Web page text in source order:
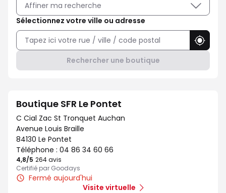
Affiner ma recherche
Sélectionnez votre ville ou adresse
Rechercher une boutique
Boutique SFR Le Pontet
C Cial Zac St Tronquet Auchan
Avenue Louis Braille
84130 Le Pontet
Téléphone : 04 86 34 60 66
4,8/5 Note de 4.8 sur 5
264 avis
Certifié par Goodays
Fermé aujourd'hui
Visite virtuelle